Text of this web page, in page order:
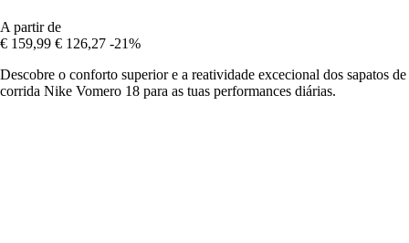
A partir de
€ 159,99 € 126,27 -21%
Descobre o conforto superior e a reatividade excecional dos sapatos de
corrida Nike Vomero 18 para as tuas performances diárias.